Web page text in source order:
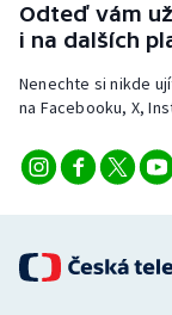
Odteď vám
i na dalších
Nenechte si nikde
na Facebooku, X,